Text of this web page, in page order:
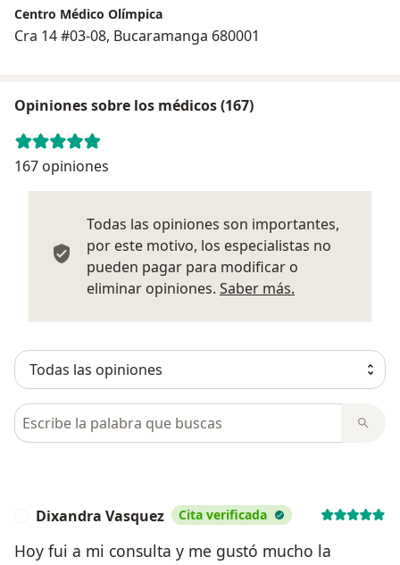
Centro Médico Olímpica
Cra 14 #03-08, Bucaramanga 680001
Opiniones sobre los médicos (167)
167 opiniones
Todas las opiniones son importantes,
por este motivo, los especialistas no
pueden pagar para modificar o
eliminar opiniones. Saber más.
Busca en opiniones
Dixandra Vasquez Cita verificada
Hoy fui a mi consulta y me gustó mucho la